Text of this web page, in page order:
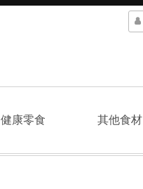
健康零食 其他食材